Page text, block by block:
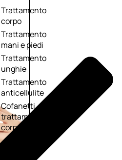
Trattamento
corpo
Trattamento
mani e piedi
Trattamento
unghie
Trattamento
anticellulite
Cofanetti
trattamento
corpo